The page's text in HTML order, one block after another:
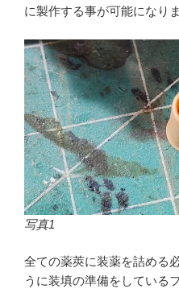
に製作する事が可能になりま
写真1
全ての薬莢に装薬を詰める
うに装填の準備をしている